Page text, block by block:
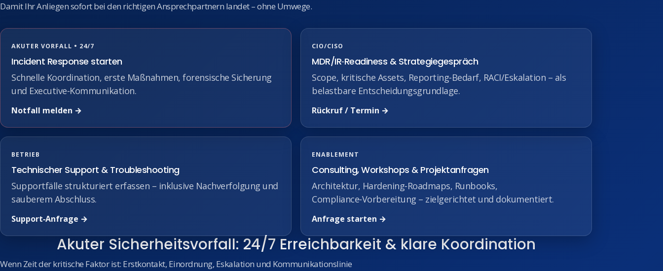
Damit Ihr Anliegen sofort bei den richtigen Ansprechpartnern landet – ohne Umwege.
AKUTER VORFALL • 24/7
Incident Response starten
Schnelle Koordination, erste Maßnahmen, forensische Sicherung
und Executive‑Kommunikation.
Notfall melden →
CIO/CISO
MDR/IR‑Readiness & Strategiegespräch
Scope, kritische Assets, Reporting‑Bedarf, RACI/Eskalation – als
belastbare Entscheidungsgrundlage.
Rückruf / Termin →
BETRIEB
Technischer Support & Troubleshooting
Supportfälle strukturiert erfassen – inklusive Nachverfolgung und
sauberem Abschluss.
Support‑Anfrage →
ENABLEMENT
Consulting, Workshops & Projektanfragen
Architektur, Hardening‑Roadmaps, Runbooks,
Compliance‑Vorbereitung – zielgerichtet und dokumentiert.
Anfrage starten →
Akuter Sicherheitsvorfall: 24/7 Erreichbarkeit & klare Koordination
Wenn Zeit der kritische Faktor ist: Erstkontakt, Einordnung, Eskalation und Kommunikationslinie